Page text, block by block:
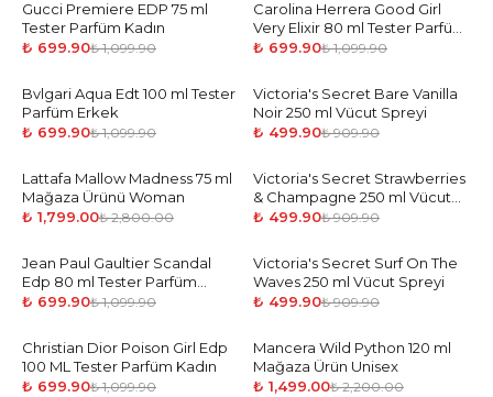
-36 %
Gucci Premiere EDP 75 ml
Tester Parfüm Kadın
₺ 699.90₺ 1,099.90
-36%
Carolina Herrera Good Girl
Very Elixir 80 ml Tester Parfüm
Kadın
₺ 699.90₺ 1,099.90
-36%
Bvlgari Aqua Edt 100 ml Tester
Parfüm Erkek
₺ 699.90₺ 1,099.90
-45%
Victoria's Secret Bare Vanilla
Noir 250 ml Vücut Spreyi
₺ 499.90₺ 909.90
-36%
Lattafa Mallow Madness 75 ml
Mağaza Ürünü Woman
₺ 1,799.00₺ 2,800.00
-45%
Victoria's Secret Strawberries
& Champagne 250 ml Vücut
Spreyi
₺ 499.90₺ 909.90
-36%
Jean Paul Gaultier Scandal
Edp 80 ml Tester Parfüm
Kadın
₺ 699.90₺ 1,099.90
-45%
Victoria's Secret Surf On The
Waves 250 ml Vücut Spreyi
₺ 499.90₺ 909.90
-36%
Christian Dior Poison Girl Edp
100 ML Tester Parfüm Kadın
₺ 699.90₺ 1,099.90
-32%
Mancera Wild Python 120 ml
Mağaza Ürün Unisex
₺ 1,499.00₺ 2,200.00